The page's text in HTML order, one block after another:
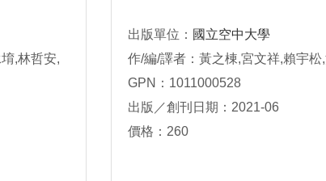
,林哲安,
出版單位： 國立空中大學
作/編/譯者：黃之棟,宮文祥,賴宇松
GPN：1011000528
出版／創刊日期：2021-06
價格：260